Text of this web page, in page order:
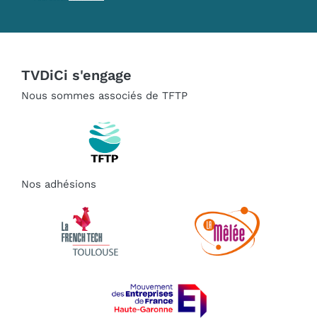
TVDiCi s'engage
Nous sommes associés de TFTP
Nos adhésions